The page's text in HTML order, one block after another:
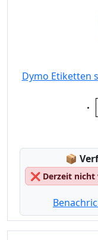
Dymo Etiketten
📦
❌ Derzeit